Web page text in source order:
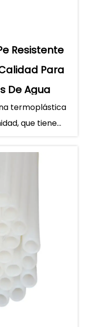
Resistente
Para
De Agua
termoplástica
que tiene